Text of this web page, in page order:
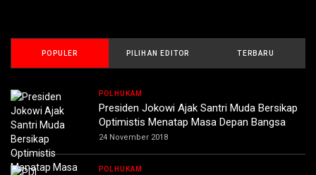
POPULER PILIHAN EDITOR TERBARU
POLHUKAM
Presiden Jokowi Ajak Santri Muda Bersikap
Optimistis Menatap Masa Depan Bangsa
24 November 2018
POLHUKAM